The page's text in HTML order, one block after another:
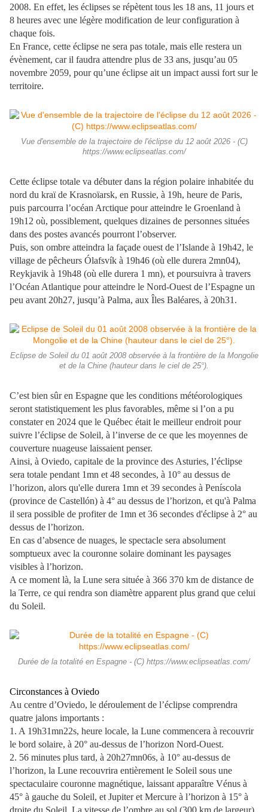
2008. En effet, les éclipses se répètent tous les 18 ans, 11 jours et
8 heures avec une légère modification de leur configuration à
chaque fois.
En France, cette éclipse ne sera pas totale, mais elle restera un
évènement, car il faudra attendre plus de 33 ans, jusqu’au 05
novembre 2059, pour qu’une éclipse ait un impact aussi fort sur le
territoire.
Vue d'ensemble de la trajectoire de l'éclipse du 12 août 2026 - (C)
https://www.eclipseatlas.com/
Cette éclipse totale va débuter dans la région polaire inhabitée du
nord du kraï de Krasnoïarsk, en Russie, à 19h, heure de Paris,
puis parcourra l’océan Arctique pour atteindre le Groenland à
19h12 où, possiblement, quelques dizaines de personnes situées
dans des postes avancés pourront l’observer.
Puis, son ombre atteindra la façade ouest de l’Islande à 19h42, le
village de pêcheurs Ólafsvík à 19h46 (où elle durera 2mn04),
Reykjavik à 19h48 (où elle durera 1 mn), et poursuivra à travers
l’Océan Atlantique pour atteindre le Nord-Ouest de l’Espagne un
peu avant 20h27, jusqu’à Palma, aux Îles Baléares, à 20h31.
Eclipse de Soleil du 01 août 2008 observée à la frontière de la Mongolie
et de la Chine (hauteur dans le ciel de 25°).
C’est bien sûr en Espagne que les conditions météorologiques
seront statistiquement les plus favorables, même si l’on a pu
constater en 2024 que le Québec était le meilleur endroit pour
suivre l’éclipse de Soleil, à l’inverse de ce que les moyennes de
couverture nuageuse laissaient penser.
Ainsi, à Oviedo, capitale de la province des Asturies, l’éclipse
sera totale pendant 1mn et 48 secondes, à 10° au dessus de
l’horizon, alors qu'elle durera 1mn et 39 secondes à Peníscola
(province de Castellón) à 4° au dessus de l’horizon, et qu'à Palma
il sera possible de profiter de 1mn et 36 secondes d'éclipse à 2° au
dessus de l’horizon.
En cas d’absence de nuages, le spectacle sera absolument
somptueux avec la couronne solaire dominant les paysages
visibles à l’horizon.
A ce moment là, la Lune sera située à 366 370 km de distance de
la Terre, ce qui rendra son diamètre apparent plus grand que celui
du Soleil.
Durée de la totalité en Espagne - (C) https://www.eclipseatlas.com/
Circonstances à Oviedo
Au centre d’Oviedo, le déroulement de l’éclipse comprendra
quatre jalons importants :
1. A 19h31mn22s, heure locale, la Lune commencera à recouvrir
le bord solaire, à 20° au-dessus de l’horizon Nord-Ouest.
2. 56 minutes plus tard, à 20h27mn06s, à 10° au-dessus de
l’horizon, la Lune recouvrira entièrement le Soleil sous une
spectaculaire couronne magnétique, laissant apparaître Vénus à
45° à gauche du Soleil, et Jupiter et Mercure à l’horizon à 15° à